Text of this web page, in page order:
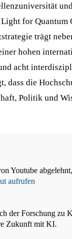
for Quantum
trägt
hohen
acht
dass die
Politik und
Youtube
aufrufen
der Forschung zu
Zukunft mit KI.